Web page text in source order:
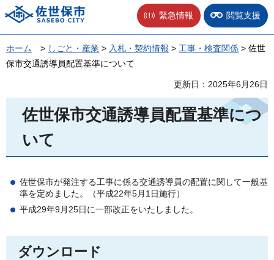
佐世保市 緊急情報 閲覧支援
ホーム > しごと・産業 > 入札・契約情報 > 工事・検査関係 > 佐世
保市交通誘導員配置基準について
更新日：2025年6月26日
佐世保市交通誘導員配置基準につ
いて
佐世保市が発注する工事に係る交通誘導員の配置に関して一般基
準を定めました。（平成22年5月1日施行）
平成29年9月25日に一部改正をいたしました。
ダウンロード